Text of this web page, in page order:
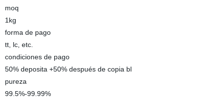
moq
1kg
forma de pago
tt, lc, etc.
condiciones de pago
50% deposita +50% después de copia bl
pureza
99.5%-99.99%